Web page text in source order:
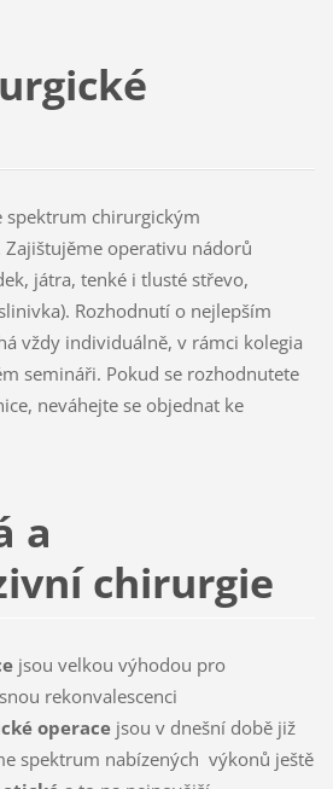
spektrum chirurgickým
operativu nádorů
játra, tenké i tlusté střevo,
Rozhodnutí o nejlepším
vždy individuálně, v rámci kolegia
semináři. Pokud se rozhodnutete
neváhejte se objednat ke
a
chirurgie
jsou velkou výhodou pro
rekonvalescenci
operace jsou v dnešní době již
spektrum nabízených výkonů ještě